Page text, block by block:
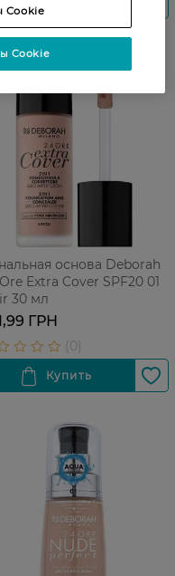
основа Deborah
Extra Cover SPF20 01
30 мл
ГРН
Cookie
Cookie